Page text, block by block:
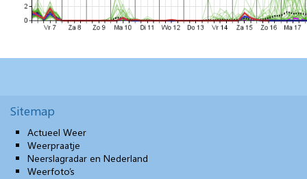
Sitemap
Actueel Weer
Weerpraatje
Neerslagradar en Nederland
Weerfoto’s